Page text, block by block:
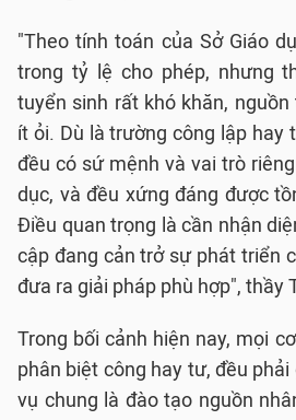
"Theo tính toán của Sở Giáo
trong tỷ lệ cho phép, nhưng
tuyển sinh rất khó khăn,
ít ỏi. Dù là trường công lập hay
đều có sứ mệnh và vai trò
dục, và đều xứng đáng được
Điều quan trọng là cần nhận
cập đang cản trở sự phát triển
đưa ra giải pháp phù hợp", thầy
Trong bối cảnh hiện nay, mọi
phân biệt công hay tư, đều
vụ chung là đào tạo nguồn